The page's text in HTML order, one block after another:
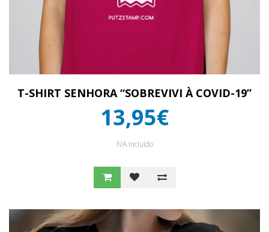
T-SHIRT SENHORA “SOBREVIVI À COVID-19”
13,95€
IVA Incluído